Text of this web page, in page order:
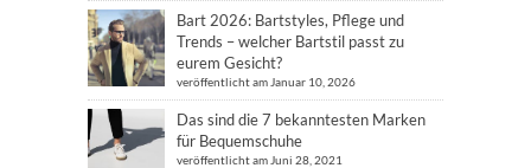
Bart 2026: Bartstyles, Pflege und
Trends – welcher Bartstil passt zu
eurem Gesicht?
veröffentlicht am Januar 10, 2026
Das sind die 7 bekanntesten Marken
für Bequemschuhe
veröffentlicht am Juni 28, 2021